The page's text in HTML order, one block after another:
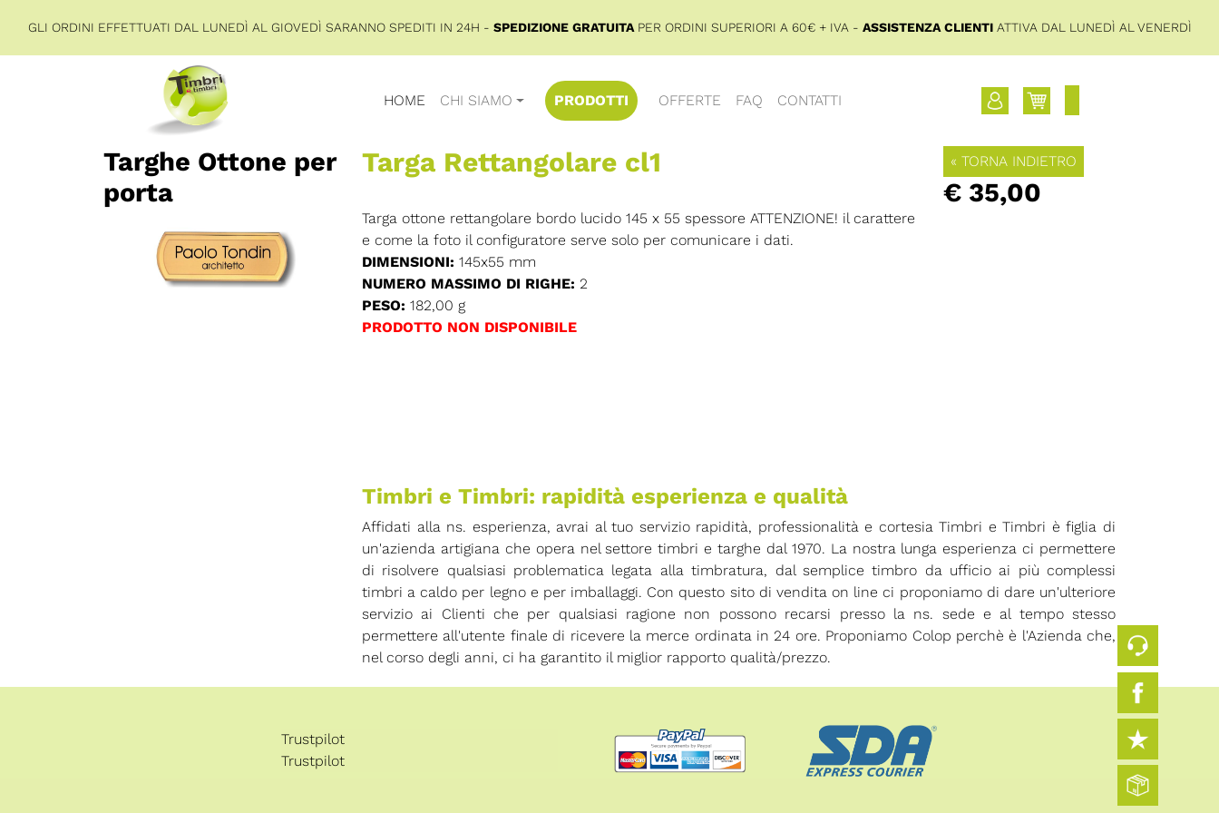
GLI ORDINI EFFETTUATI DAL LUNEDÌ AL GIOVEDÌ SARANNO SPEDITI IN 24H - SPEDIZIONE GRATUITAPER ORDINI SUPERIORI A 60€ + IVA - ASSISTENZA CLIENTIATTIVA DAL LUNEDÌ AL VENERDÌ
HOME CHI SIAMO PRODOTTI OFFERTE FAQ CONTATTI
Targhe Ottone per
porta
Targa Rettangolare cl1
Targa ottone rettangolare bordo lucido 145 x 55 spessore ATTENZIONE! il carattere
e come la foto il configuratore serve solo per comunicare i dati.
DIMENSIONI: 145x55 mm
NUMERO MASSIMO DI RIGHE: 2
PESO: 182,00 g
PRODOTTO NON DISPONIBILE
« TORNA INDIETRO
€ 35,00
Timbri e Timbri: rapidità esperienza e qualità
Affidati alla ns. esperienza, avrai al tuo servizio rapidità, professionalità e cortesia Timbri e Timbri è figlia di
un'azienda artigiana che opera nel settore timbri e targhe dal 1970. La nostra lunga esperienza ci permettere
di risolvere qualsiasi problematica legata alla timbratura, dal semplice timbro da ufficio ai più complessi
timbri a caldo per legno e per imballaggi. Con questo sito di vendita on line ci proponiamo di dare un'ulteriore
servizio ai Clienti che per qualsiasi ragione non possono recarsi presso la ns. sede e al tempo stesso
permettere all'utente finale di ricevere la merce ordinata in 24 ore. Proponiamo Colop perchè è l'Azienda che,
nel corso degli anni, ci ha garantito il miglior rapporto qualità/prezzo.
Trustpilot
Trustpilot